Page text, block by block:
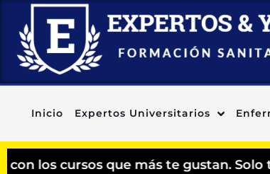
Inicio Expertos Universitarios
cursos que más te gustan. Solo